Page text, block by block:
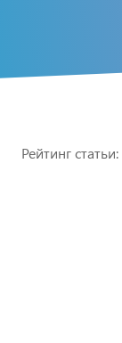
Рейтинг статьи: